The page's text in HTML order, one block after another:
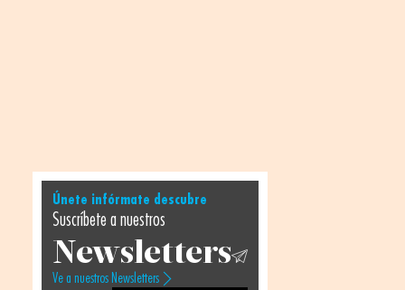
Únete infórmate descubre
Suscríbete a nuestros
Newsletters
Ve a nuestros Newsletters